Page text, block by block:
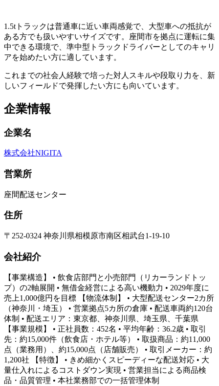
1.5tトラックは普通車に近い車両感覚で、大型車への抵抗が
ある方でも扱いやすいサイズです。座間市を拠点に運転に集
中できる環境で、準中型トラックドライバーとしてのキャリ
アを始めたい方に適しています。
これまでの社会人経験で培った対人スキルや段取り力を、新
しいフィールドで発揮したい方にも向いています。
企業情報
企業名
株式会社NIGITA
営業所
座間配送センター
住所
〒252-0324 神奈川県相模原市南区相武台1-19-10
会社紹介
【事業構造】 • 飲食店部門と小売部門（リカーランドトッ
プ）の2軸展開 • 無借金経営による高い機動力 • 2029年度に
売上1,000億円を目標 【物流体制】 • 大型配送センター2カ所
（神奈川・埼玉） • 営業拠点5カ所の倉庫 • 配送車両約120台
体制 • 配送エリア：東京都、神奈川県、埼玉県、千葉県
【事業規模】 • 正社員数：452名 • 平均年齢：36.2歳 • 取引
先：約15,000件（飲食店・ホテル等） • 取扱商品：約11,000
点（業務用）、約15,000点（店舗販売） • 取引メーカー：約
1,200社 【特徴】 • きめ細かくスピーディーな配送対応 • 大
量仕入れによるコストダウン実現 • 営業担当による商品検
品・品質管理 • 本社業務部での一括管理体制